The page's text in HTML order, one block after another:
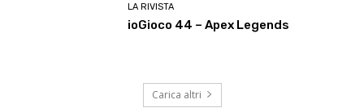
LA RIVISTA
ioGioco 44 – Apex Legends
Carica altri